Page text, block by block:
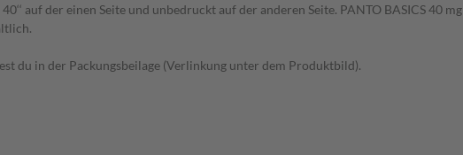
auf der einen Seite und unbedruckt auf der anderen Seite. PANTO BASICS 40
du in der Packungsbeilage (Verlinkung unter dem Produktbild).